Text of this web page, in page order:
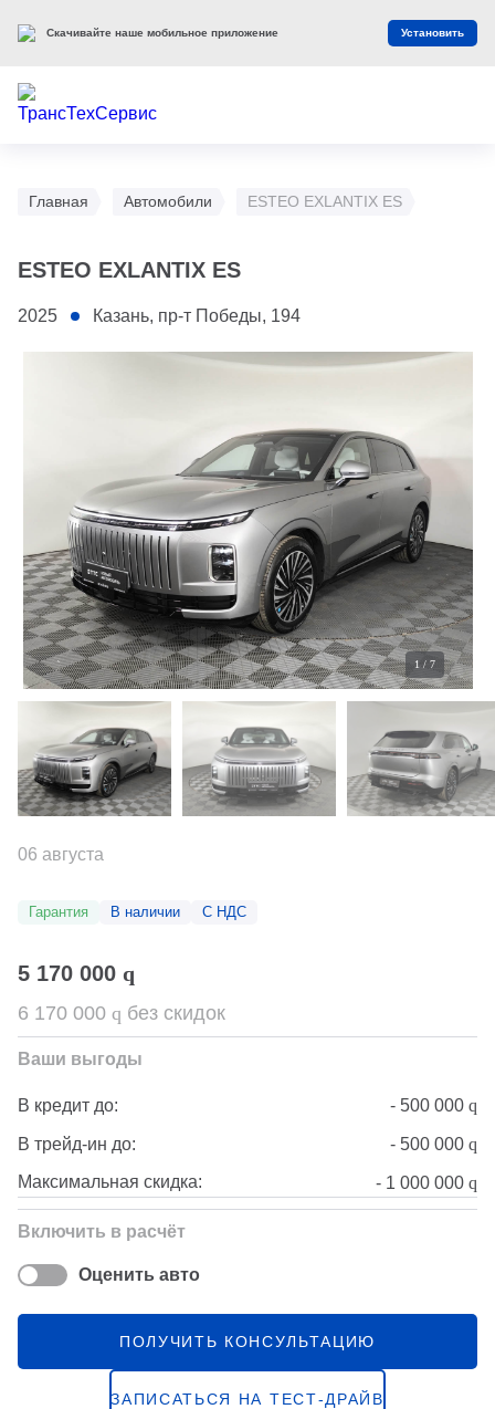
Главная Автомобили ESTEO EXLANTIX ES
ESTEO EXLANTIX ES
2025 Казань, пр-т Победы, 194
1 / 7
06 августа
Гарантия В наличии С НДС
5 170 000 q
6 170 000 q без скидок
Ваши выгоды
В кредит до: - 500 000 q
В трейд-ин до: - 500 000 q
Максимальная скидка: - 1 000 000 q
Включить в расчёт
Оценить авто
ПОЛУЧИТЬ КОНСУЛЬТАЦИЮ
ЗАПИСАТЬСЯ НА ТЕСТ-ДРАЙВ
Скачивайте наше мобильное приложение Установить